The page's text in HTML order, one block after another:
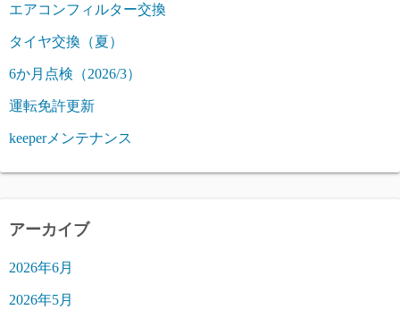
エアコンフィルター交換
タイヤ交換（夏）
6か月点検（2026/3）
運転免許更新
keeperメンテナンス
アーカイブ
2026年6月
2026年5月